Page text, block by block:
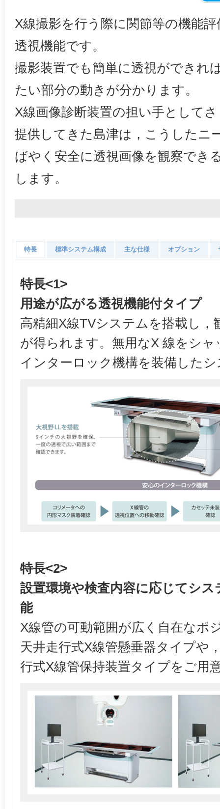
X線撮影を行う際に関節等の機能
透視機能です。
撮影装置でも簡単に透視ができれ
たい部分の動きが分かります。
X線画像診断装置の担い手として
提供してきた島津は，こうしたニ
ばやく安全に透視画像を観察でき
します。
特長 標準システム構成 主な仕様 オプション
特長<1>
用途が広がる透視機能付タイプ
高精細X線TVシステムを搭載し，
が得られます。無用なX 線をシ
インターロック機構を装備した
特長<2>
設置環境や検査内容に応じてシス
能
X線管の可動範囲が広く自在なポ
天井走行式X線管懸垂器タイプや
行式X線管保持装置タイプをご用